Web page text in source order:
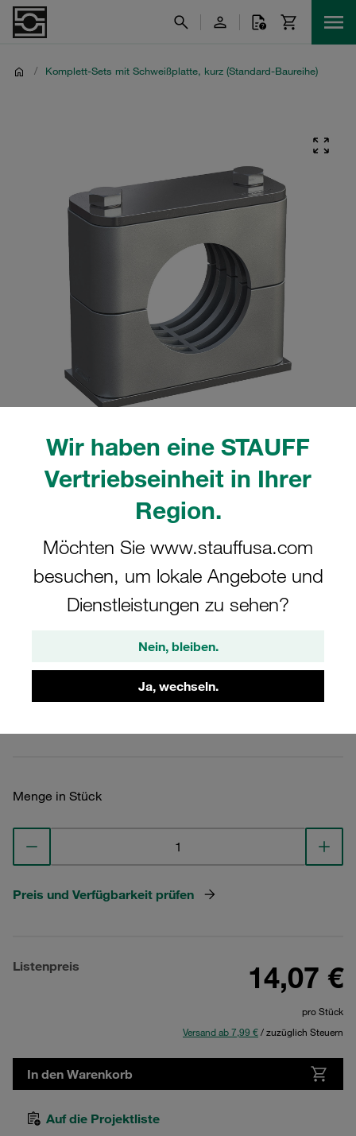
Wir haben eine STAUFF
Vertriebseinheit in Ihrer
Region.
Möchten Sie www.stauffusa.com
besuchen, um lokale Angebote und
Dienstleistungen zu sehen?
Nein, bleiben.
Ja, wechseln.
/ Komplett-Sets mit Schweißplatte, kurz (Standard-Baureihe)
tatsächlichen Produkt abweichen.
Mehr anzeigen
Komplettschelle Standard-Baureihe Gr.
6 Ø48,3mm Aluminium W10
Anschweißpl., kurz Deckpl., AS-
Schraube gerippt, mit Vorspannung
SP-648.3-AL-DP-AS-M-W10
STAUFF Materialnr. 1110001106
Menge in Stück
Preis und Verfügbarkeit prüfen
Listenpreis 14,07 €
pro Stück
Versand ab 7,99 €/ zuzüglich Steuern
In den Warenkorb
Auf die Projektliste